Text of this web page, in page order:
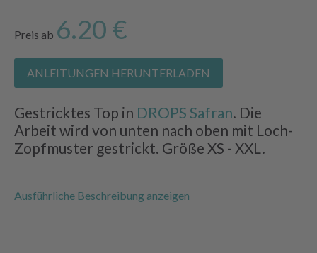
Preis ab 6.20 €
ANLEITUNGEN HERUNTERLADEN
Gestricktes Top in DROPS Safran. Die
Arbeit wird von unten nach oben mit Loch-
Zopfmuster gestrickt. Größe XS - XXL.
Ausführliche Beschreibung anzeigen